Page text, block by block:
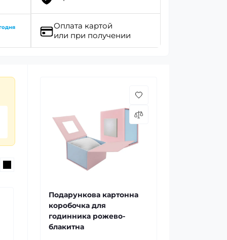
Оплата картой
или при получении
Подарункова картонна
коробочка для
годинника рожево-
блакитна